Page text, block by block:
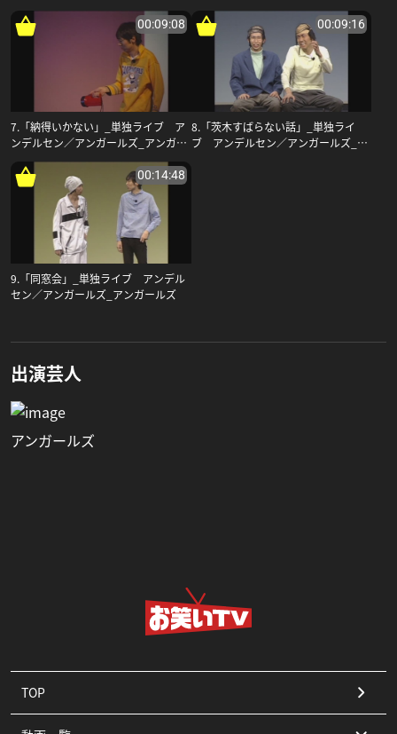
00:09:08
7.「納得いかない」_単独ライブ ア
ンデルセン／アンガールズ_アンガー
00:09:16
8.「茨木すばらない話」_単独ライ
ブ アンデルセン／アンガールズ_ア
00:14:48
9.「同窓会」_単独ライブ アンデル
セン／アンガールズ_アンガールズ
出演芸人
アンガールズ
TOP